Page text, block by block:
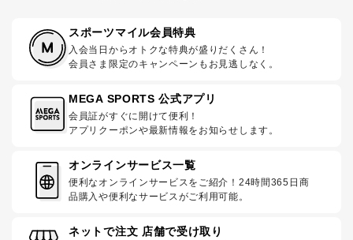
スポーツマイル会員特典
入会当日からオトクな特典が盛りだくさん！
会員さま限定のキャンペーンもお見逃しなく。
MEGA SPORTS 公式アプリ
会員証がすぐに開けて便利！
アプリクーポンや最新情報をお知らせします。
オンラインサービス一覧
便利なオンラインサービスをご紹介！24時間365日商
品購入や便利なサービスがご利用可能。
ネットで注文 店舗で受け取り